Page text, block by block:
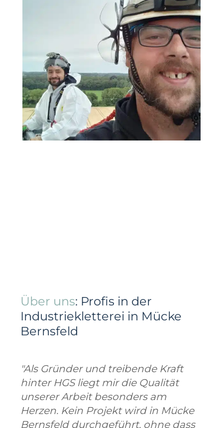
Über uns: Profis in der
Industriekletterei in Mücke
Bernsfeld
"Als Gründer und treibende Kraft
hinter HGS liegt mir die Qualität
unserer Arbeit besonders am
Herzen. Kein Projekt wird in Mücke
Bernsfeld durchgeführt, ohne dass